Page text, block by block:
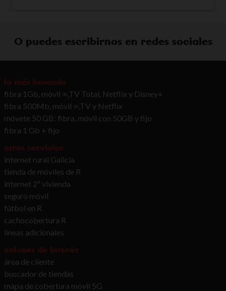
O puedes escribirnos en redes sociales
lo más buscado
fibra 1Gb, móvil ∞,TV Total, Netflix y Disney+
fibra 500Mb, móvil ∞,TV y Netflix
móvete 50 GB: fibra, móvil con 50GB y fijo
fibra 1 Gb + fijo
otros servicios
internet rural Galicia
tienda de móviles de R
internet 2ª vivienda
seguro móvil
fútbol en R
cachocobertura R
líneas adicionales
enlaces de interés
área de cliente
buscador de tiendas
mapa de cobertura móvil 5G